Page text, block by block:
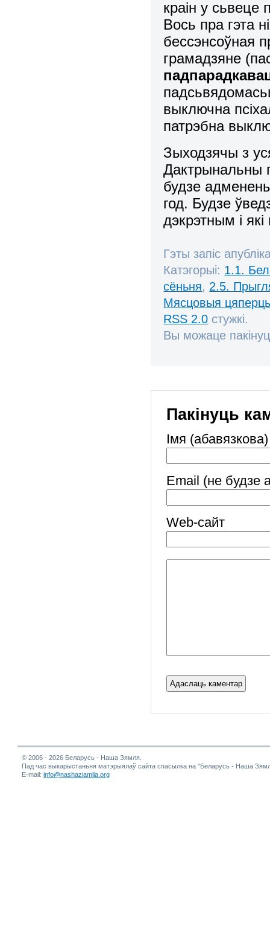
краін у сьвеце
Вось пра гэта
бессэнсоўная
грамадзяне
выключна
патрэбна
Зыходзячы з
Дактрынальны
будзе
год. Будзе
дэкрэтным і
Гэты запіс
Катэгорыі: 1.1.
сёньня, 2.5.
Мясцовыя
RSS 2.0 стужкі.
Вы можаце
Пакінуць
Імя (абавязкова)
Email (не будзе
Web-cайт
© 2006 - 2026 Беларусь - Наша Зямля.
Пад час выкарыстаньня матэрыялаў сайта спасылка на "Беларусь - Наша
E-mail: info@nashaziamlia.org